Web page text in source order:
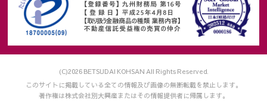
(C)2026 BETSUDAI KOHSAN All Rights Reserved.
このサイトに掲載している全ての情報及び画像の無断転載を禁止します。
著作権は株式会社別大興産またはその情報提供者に帰属します。